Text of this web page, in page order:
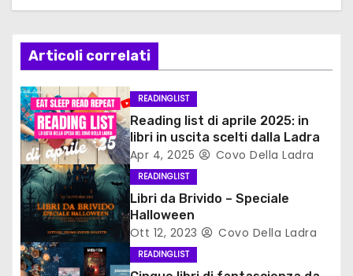
a
z
i
o
n
e
a
r
Articoli correlati
READINGLIST
Reading list di aprile 2025: in
libri in uscita scelti dalla Ladra
Apr 4, 2025 Covo Della Ladra
READINGLIST
Libri da Brivido – Speciale
Halloween
Ott 12, 2023 Covo Della Ladra
READINGLIST